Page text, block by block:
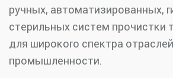
ручных, автоматизированных,
стерильных систем прочистки
для широкого спектра отраслей
промышленности.